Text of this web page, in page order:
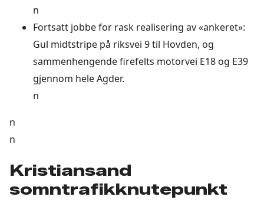
n
Fortsatt jobbe for rask realisering av «ankeret»:
Gul midtstripe på riksvei 9 til Hovden, og
sammenhengende firefelts motorvei E18 og E39
gjennom hele Agder.
n
n
n
Kristiansand
somntrafikknutepunkt